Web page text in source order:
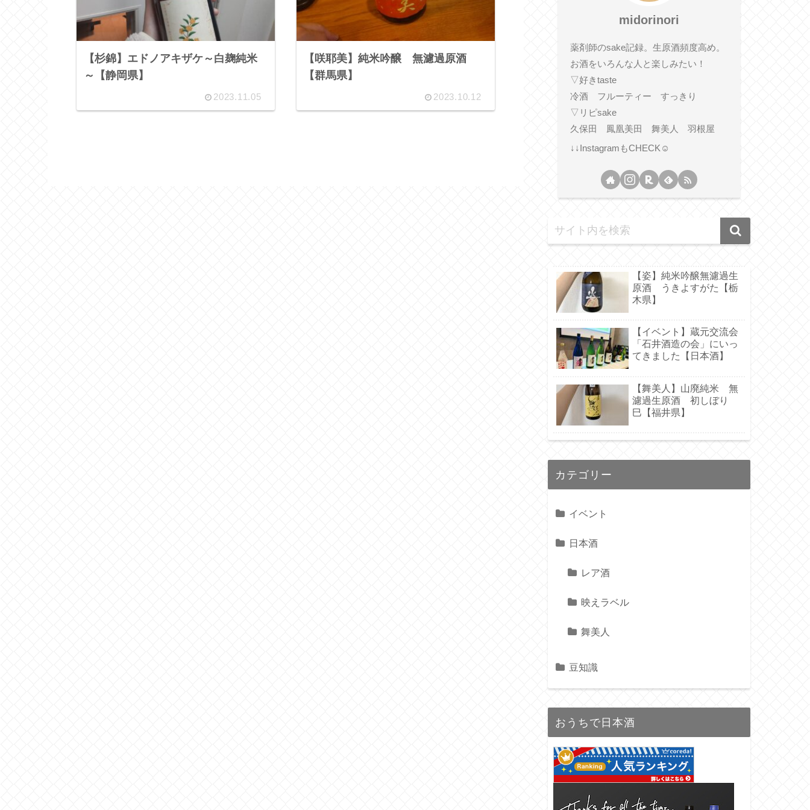
【杉錦】エドノアキザケ～白麹純米
～【静岡県】
2023.11.05
【咲耶美】純米吟醸 無濾過原酒
【群馬県】
2023.10.12
midorinori
薬剤師のsake記録。生原酒頻度高め。
お酒をいろんな人と楽しみたい！
▽好きtaste
冷酒 フルーティー すっきり
▽リピsake
久保田 鳳凰美田 舞美人 羽根屋
↓↓InstagramもCHECK☺
【姿】純米吟醸無濾過生
原酒 うきよすがた【栃
木県】
【イベント】蔵元交流会
「石井酒造の会」にいっ
てきました【日本酒】
【舞美人】山廃純米 無
濾過生原酒 初しぼり
巳【福井県】
カテゴリー
イベント
日本酒
レア酒
映えラベル
舞美人
豆知識
おうちで日本酒